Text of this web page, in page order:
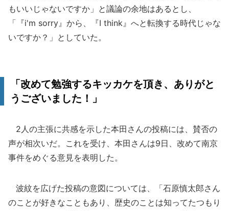
もいいじゃないですか」と議論の余地はあるとし、
「『i'm sorry』から、『I think』へと転換する時代じゃな
いですか？」としていた。
「改めて勉強するキッカケを頂き、ありがと
うございました！」
2人の主張に共感を示した本田さんの投稿には、賛否の
声が相次いだ。これを受け、本田さんは9日、改めて南京
事件をめぐる意見を表明した。
波紋を広げた投稿の意図については、「石原慎太郎さん
のことが好きなこともあり、歴史のことは知ってたつもり